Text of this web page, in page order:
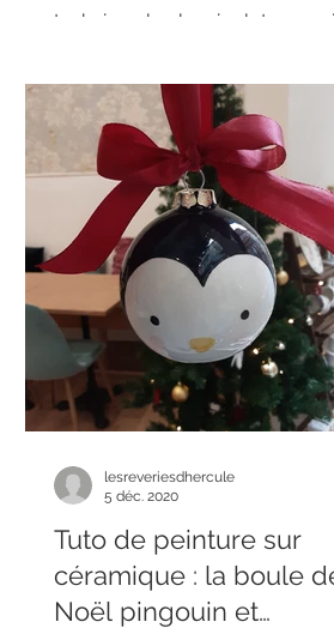
technique la plus rigolote en
Tuto de peinture sur
céramique : la boule
Noël pingouin et
lesreveriesdhercule
5 déc. 2020